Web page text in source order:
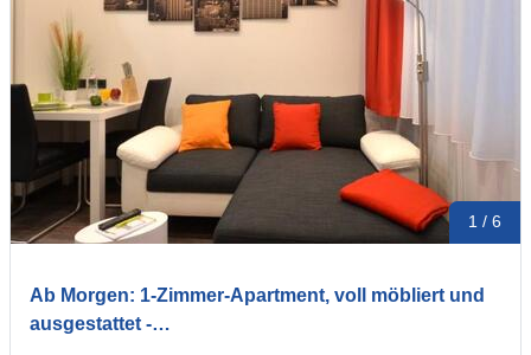
1 / 6
Ab Morgen: 1-Zimmer-Apartment, voll möbliert und
ausgestattet -…